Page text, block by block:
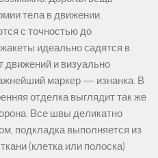
тела в движении.
с точностью до
идеально садятся в
движений и визуально
маркер — изнанка. В
отделка выглядит так же
Все швы деликатно
подкладка выполняется из
(клетка или полоска)